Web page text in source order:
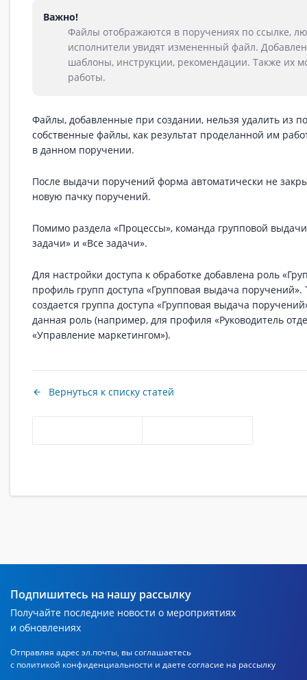
Важно!
Файлы отображаются в поручениях по ссылке,
исполнители увидят измененный файл.
шаблоны, инструкции, рекомендации. Также их
работы.
Файлы, добавленные при создании, нельзя удалить из
собственные файлы, как результат проделанной им
в данном поручении.
После выдачи поручений форма автоматически не
новую пачку поручений.
Помимо раздела «Процессы», команда групповой
задачи» и «Все задачи».
Для настройки доступа к обработке добавлена роль
профиль групп доступа «Групповая выдача
создается группа доступа «Групповая выдача
данная роль (например, для профиля «Руководитель
«Управление маркетингом»).
Вернуться к списку статей
Подпишитесь на нашу рассылку
Получайте последние новости о мероприятиях
и обновлениях
Отправляя адрес эл.почты, вы соглашаетесь
с политикой конфиденциальности и даете согласие на рассылку